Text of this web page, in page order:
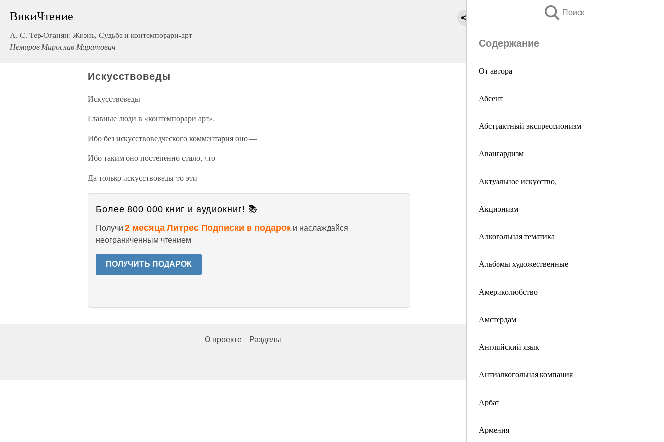
ВикиЧтение
А. С. Тер-Оганян: Жизнь, Судьба и контемпорари-арт
Немиров Мирослав Маратович
Поиск
Содержание
От автора
Абсент
Абстрактный экспрессионизм
Авангардизм
Актуальное искусство,
Акционизм
Алкогольная тематика
Альбомы художественные
Америколюбство
Амстердам
Английский язык
Антиалкогольная компания
Арбат
Армения
Искусствоведы
Искусствоведы
Главные люди в «контемпорари арт».
Ибо без искусствоведческого комментария оно —
Ибо таким оно постепенно стало, что —
Да только искусствоведы-то эти —
Более 800 000 книг и аудиокниг! 📚
Получи 2 месяца Литрес Подписки в подарок и наслаждайся
неограниченным чтением
ПОЛУЧИТЬ ПОДАРОК
О проекте Разделы